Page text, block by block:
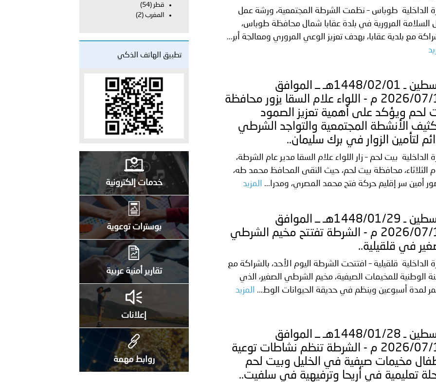
الداخلية طوباس – نظمت الشرطة المجتمعية، ورشة عمل
السلامة المرورية في بلدة عقابا شمال محافظة طوباس،
مع بلدية عقابا، بهدف تعزيز الوعي المروري ومعالجة أبر...
فلسطين ـ 1448/02/01هـ ــ الموافق
2026/07/15 م - اللواء علام السقا يزور محافظة
لحم ويؤكد على أهمية تعزيز الصمود
الأنشطة المجتمعية والتواجد الشرطي
لتأمين الزوار في برك سليمان..
الداخلية بيت لحم – زار اللواء علام السقا مدير عام الشرطة،
الثلاثاء، محافظة بيت لحم، حيث التقى المحافظ محمد طه،
أمين سر إقليم حركة فتح محمد المصري، ومدرا...
المزيد
فلسطين ـ 1448/01/29هـ ــ الموافق
2026/07/14 م - الشرطة تفتتح مخيم الشرطي
في قلقيلية..
الداخلية قلقيلية – افتتحت الشرطة اليوم الأحد، بالشراكة مع
الوطنية للمخيمات الصيفية، مخيم الشرطي الصغير، الذي
لمدة أسبوعين وينظم في حديقة الحيوانات الوط...
المزيد
فلسطين ـ 1448/01/28هـ ــ الموافق
2026/07/13 م - الشرطة تنظم نشاطات توعية
مخيمات صيفية في الخليل وبيت لحم
تعليمية في أريحا وترفيهية في سلفيت..
قطر (54)
المغرب (2)
تطبيق الهاتف الذكي
خدمات إلكترونية
بوسترات توعوية
تقارير أمنية عربية
إعلانات
روابط مهمة